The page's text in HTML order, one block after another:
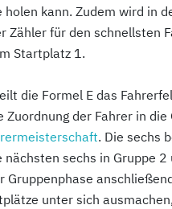
kann. Zudem wird in
Zähler für den schnellsten
Startplatz 1.
die Formel E das
Zuordnung der Fahrer in
. Die sechs
nächsten sechs in Gruppe
Gruppenphase
unter sich